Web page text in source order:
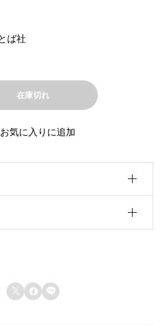
ば社
在庫切れ
お気に入りに追加
入したことのあるログイン済
ビューを残すことができま
  